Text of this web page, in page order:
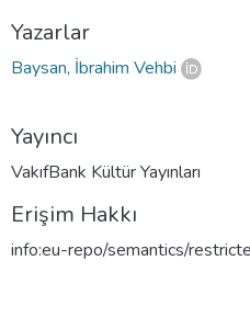
Yazarlar
Baysan, İbrahim Vehbi
Yayıncı
VakıfBank Kültür Yayınları
Erişim Hakkı
info:eu-repo/semantics/